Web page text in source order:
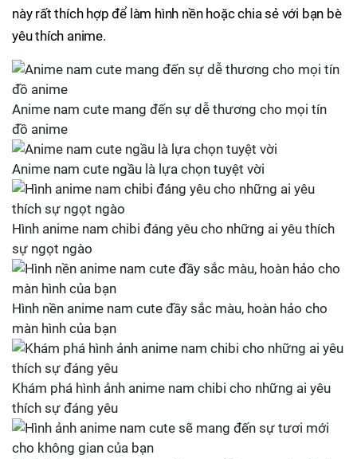
này rất thích hợp để làm hình nền hoặc chia sẻ với bạn bè
yêu thích anime.
Anime nam cute mang đến sự dễ thương cho mọi tín
đồ anime
Anime nam cute ngầu là lựa chọn tuyệt vời
Hình anime nam chibi đáng yêu cho những ai yêu thích
sự ngọt ngào
Hình nền anime nam cute đầy sắc màu, hoàn hảo cho
màn hình của bạn
Khám phá hình ảnh anime nam chibi cho những ai yêu
thích sự đáng yêu